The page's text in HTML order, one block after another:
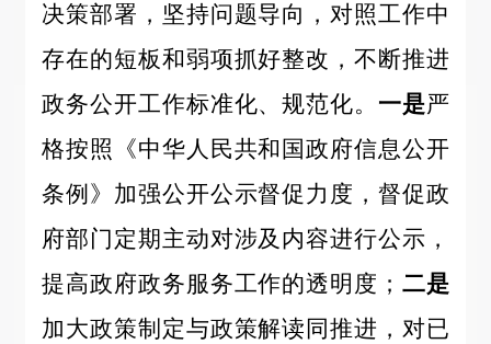
决策部署，坚持问题导向，对照工作中
存在的短板和弱项抓好整改，不断推进
政务公开工作标准化、规范化。 一是严
格按照《中华人民共和国政府信息公开
条例》加强公开公示督促力度，督促政
府部门定期主动对涉及内容进行公示，
提高政府政务服务工作的透明度； 二是
加大政策制定与政策解读同推进，对已